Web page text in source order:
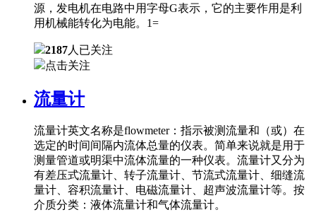
源，发电机在电路中用字母G表示，它的主要作用是利
用机械能转化为电能。1=
2187人已关注
点击关注
流量计
流量计英文名称是flowmeter：指示被测流量和（或）在
选定的时间间隔内流体总量的仪表。简单来说就是用于
测量管道或明渠中流体流量的一种仪表。流量计又分为
有差压式流量计、转子流量计、节流式流量计、细缝流
量计、容积流量计、电磁流量计、超声波流量计等。按
介质分类：液体流量计和气体流量计。